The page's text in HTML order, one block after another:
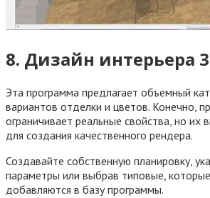
8. Дизайн интерьера
Эта программа предлагает объемный
вариантов отделки и цветов. Конечно,
ограничивает реальные свойства, но их
для создания качественного рендера.
Создавайте собственную планировку,
параметры или выбрав типовые,
добавляются в базу программы.